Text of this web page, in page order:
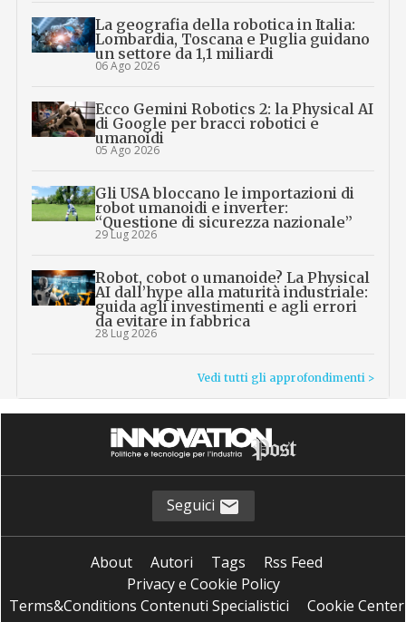
La geografia della robotica in Italia:
Lombardia, Toscana e Puglia guidano
un settore da 1,1 miliardi
06 Ago 2026
Ecco Gemini Robotics 2: la Physical AI
di Google per bracci robotici e
umanoidi
05 Ago 2026
Gli USA bloccano le importazioni di
robot umanoidi e inverter:
“Questione di sicurezza nazionale”
29 Lug 2026
Robot, cobot o umanoide? La Physical
AI dall’hype alla maturità industriale:
guida agli investimenti e agli errori
da evitare in fabbrica
28 Lug 2026
Vedi tutti gli approfondimenti >
Seguici
About Autori Tags
Rss Feed
Privacy e Cookie Policy
Terms&Conditions Contenuti Specialistici
Cookie Center